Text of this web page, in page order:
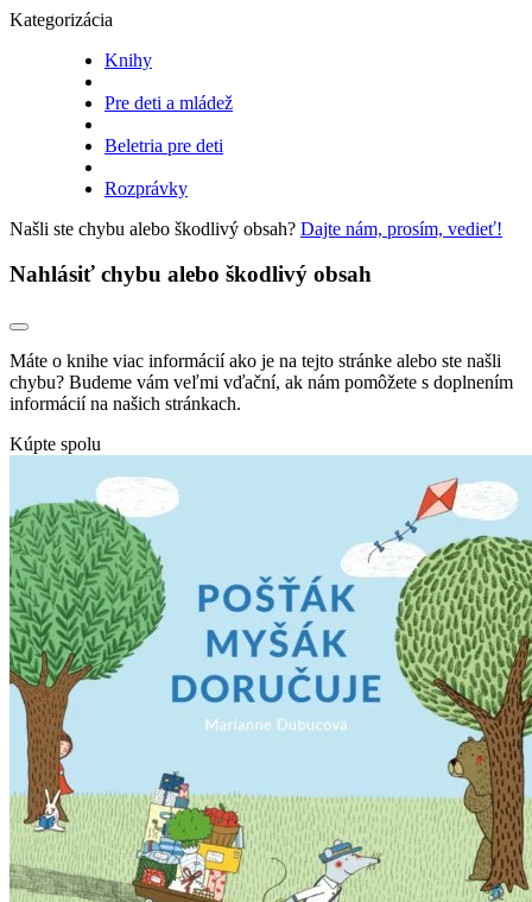
Kategorizácia
Knihy
Pre deti a mládež
Beletria pre deti
Rozprávky
Našli ste chybu alebo škodlivý obsah? Dajte nám, prosím, vedieť!
Nahlásiť chybu alebo škodlivý obsah
Máte o knihe viac informácií ako je na tejto stránke alebo ste našli
chybu? Budeme vám veľmi vďační, ak nám pomôžete s doplnením
informácií na našich stránkach.
Kúpte spolu